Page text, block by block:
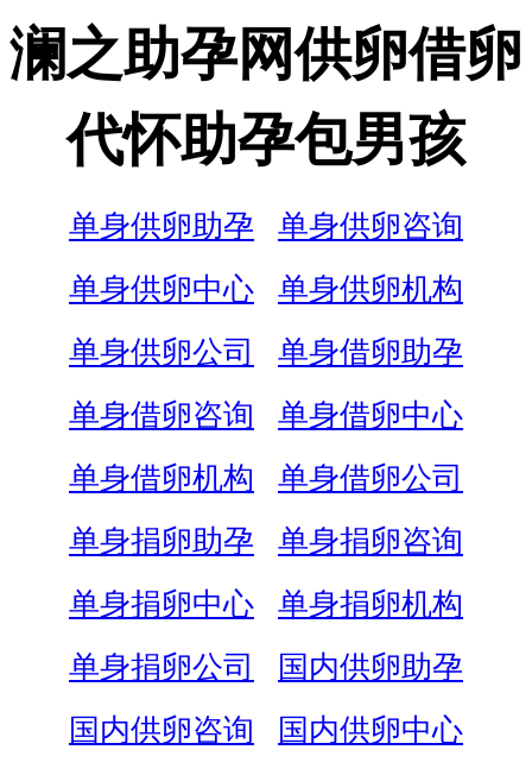
澜之助孕网供卵借卵
代怀助孕包男孩
单身供卵助孕
单身供卵咨询
单身供卵中心
单身供卵机构
单身供卵公司
单身借卵助孕
单身借卵咨询
单身借卵中心
单身借卵机构
单身借卵公司
单身捐卵助孕
单身捐卵咨询
单身捐卵中心
单身捐卵机构
单身捐卵公司
国内供卵助孕
国内供卵咨询
国内供卵中心